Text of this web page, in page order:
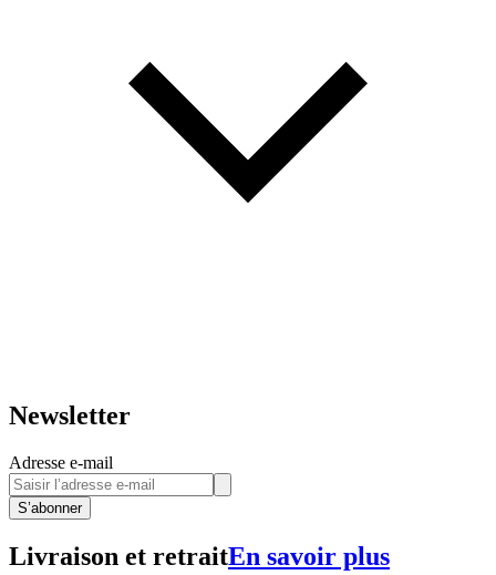
Newsletter
Adresse e-mail
S’abonner
Livraison et retraitEn savoir plus